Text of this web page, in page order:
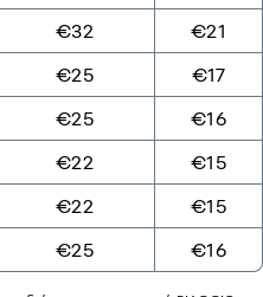
€32
€21
€25
€17
€25
€16
€22
€15
€22
€15
€25 €16